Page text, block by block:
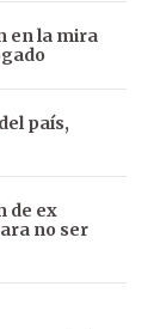
en la mira
país,
de ex
no ser